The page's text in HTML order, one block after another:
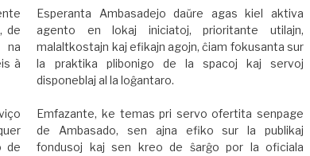
de
na
à
de
Esperanta Ambasadejo daŭre agas kiel aktiva
agento en lokaj iniciatoj, prioritante utilajn,
malaltkostajn kaj efikajn agojn, ĉiam fokusanta sur
la praktika plibonigo de la spacoj kaj servoj
disponeblaj al la loĝantaro.
Emfazante, ke temas pri servo ofertita senpage
de Ambasado, sen ajna efiko sur la publikaj
fondusoj kaj sen kreo de ŝarĝo por la oficiala